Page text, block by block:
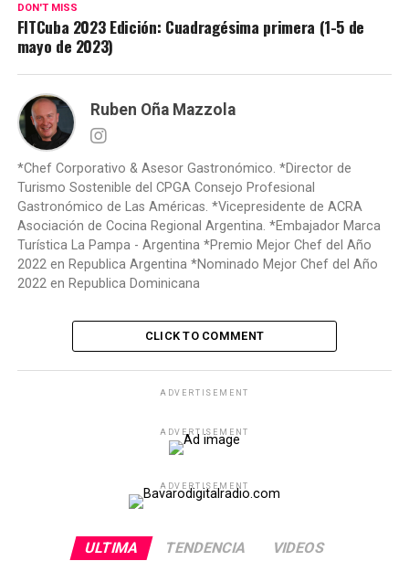
DON'T MISS
FITCuba 2023 Edición: Cuadragésima primera (1-5 de
mayo de 2023)
Ruben Oña Mazzola
*Chef Corporativo & Asesor Gastronómico. *Director de
Turismo Sostenible del CPGA Consejo Profesional
Gastronómico de Las Américas. *Vicepresidente de ACRA
Asociación de Cocina Regional Argentina. *Embajador Marca
Turística La Pampa - Argentina *Premio Mejor Chef del Año
2022 en Republica Argentina *Nominado Mejor Chef del Año
2022 en Republica Dominicana
CLICK TO COMMENT
ADVERTISEMENT
ADVERTISEMENT
ADVERTISEMENT
ULTIMA TENDENCIA VIDEOS